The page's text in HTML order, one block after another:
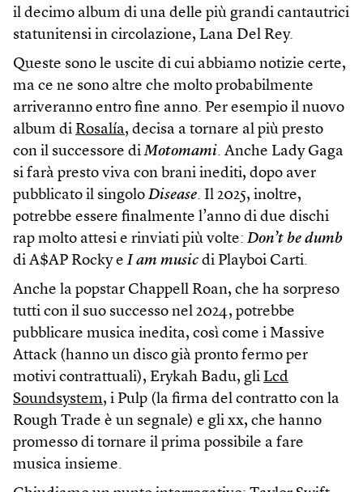
il decimo album di una delle più grandi cantautrici
statunitensi in circolazione, Lana Del Rey.
Queste sono le uscite di cui abbiamo notizie certe,
ma ce ne sono altre che molto probabilmente
arriveranno entro fine anno. Per esempio il nuovo
album di Rosalía, decisa a tornare al più presto
con il successore diMotomami. Anche Lady Gaga
si farà presto viva con brani inediti, dopo aver
pubblicato il singolo Disease. Il 2025, inoltre,
potrebbe essere finalmente l’anno di due dischi
rap molto attesi e rinviati più volte: Don’t be dumb
di A$AP Rocky e I am music di Playboi Carti.
Anche la popstar Chappell Roan, che ha sorpreso
tutti con il suo successo nel 2024, potrebbe
pubblicare musica inedita, così come i Massive
Attack (hanno un disco già pronto fermo per
motivi contrattuali), Erykah Badu, gli Lcd
Soundsystem, i Pulp (la firma del contratto con la
Rough Trade è un segnale) e gli xx, che hanno
promesso di tornare il prima possibile a fare
musica insieme.